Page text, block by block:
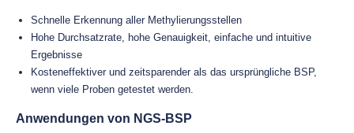
Schnelle Erkennung aller Methylierungsstellen
Hohe Durchsatzrate, hohe Genauigkeit, einfache und intuitive
Ergebnisse
Kosteneffektiver und zeitsparender als das ursprüngliche BSP,
wenn viele Proben getestet werden.
Anwendungen von NGS-BSP